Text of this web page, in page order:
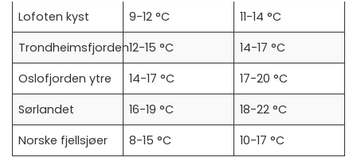
Lofoten kyst 9-12 °C
11-14 °C
Trondheimsfjorden12-15 °C
14-17 °C
Oslofjorden ytre
14-17 °C
17-20 °C
Sørlandet
16-19 °C
18-22 °C
Norske fjellsjøer
8-15 °C 10-17 °C